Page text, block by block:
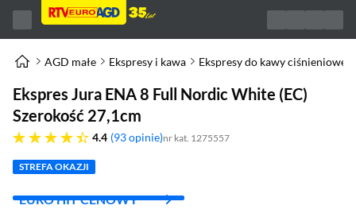
AGD małe Ekspresy i kawa Ekspresy do kawy ciśnieniowe
Ekspres Jura ENA 8 Full Nordic White (EC)
Szerokość 27,1cm
4.4
4.4 gwiazdek 93 opinie nr kat. 1275557
STREFA OKAZJI
EURO HIT CENOWY